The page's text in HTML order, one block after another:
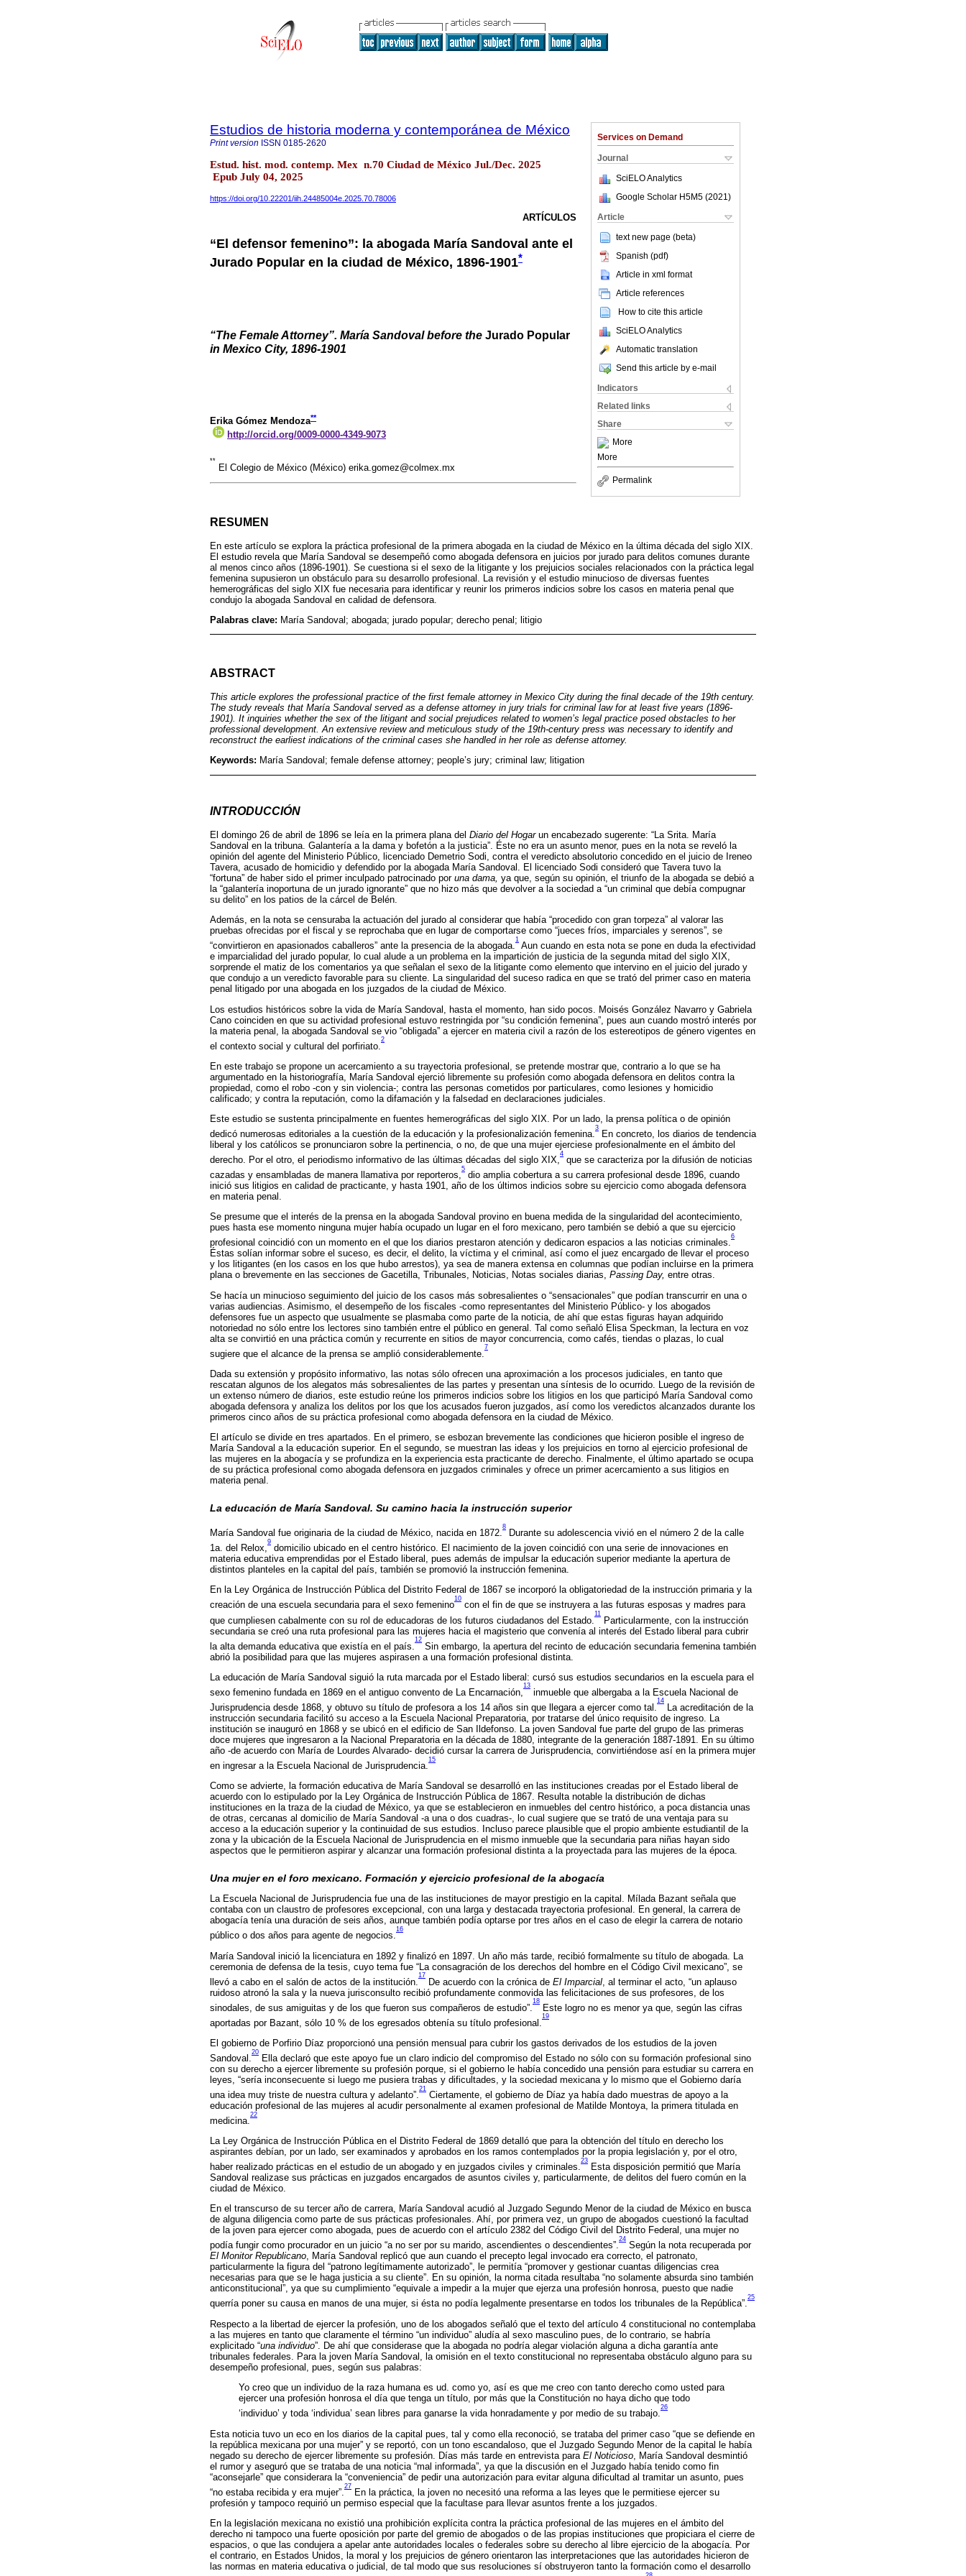
Services on Demand
Journal
SciELO Analytics
Google Scholar H5M5 (2021 )
Article
text new page (beta)
Spanish (pdf)
Article in xml format
Article references
How to cite this article
SciELO Analytics
Automatic translation
Send this article by e-mail
Indicators
Related links
Share
More
More
Permalink
Estudios de historia moderna y contemporánea de México
Print version ISSN 0185-2620
Estud. hist. mod. contemp. Mex n.70 Ciudad de México Jul./Dec. 2025
Epub July 04, 2025
https://doi.org/10.22201/iih.24485004e.2025.70.78006
ARTÍCULOS
“El defensor femenino”: la abogada María Sandoval ante el
Jurado Popular en la ciudad de México, 1896-1901*
“The Female Attorney”. María Sandoval before the Jurado Popular
in Mexico City, 1896-1901
Erika Gómez Mendoza**
http://orcid.org/0009-0000-4349-9073
**
El Colegio de México (México) erika.gomez@colmex.mx
RESUMEN
En este artículo se explora la práctica profesional de la primera abogada en la ciudad de México en la última década del siglo XIX.
El estudio revela que María Sandoval se desempeñó como abogada defensora en juicios por jurado para delitos comunes durante
al menos cinco años (1896-1901). Se cuestiona si el sexo de la litigante y los prejuicios sociales relacionados con la práctica legal
femenina supusieron un obstáculo para su desarrollo profesional. La revisión y el estudio minucioso de diversas fuentes
hemerográficas del siglo XIX fue necesaria para identificar y reunir los primeros indicios sobre los casos en materia penal que
condujo la abogada Sandoval en calidad de defensora.
Palabras clave: María Sandoval; abogada; jurado popular; derecho penal; litigio
ABSTRACT
This article explores the professional practice of the first female attorney in Mexico City during the final decade of the 19th century.
The study reveals that María Sandoval served as a defense attorney in jury trials for criminal law for at least five years (1896-
1901). It inquiries whether the sex of the litigant and social prejudices related to women’s legal practice posed obstacles to her
professional development. An extensive review and meticulous study of the 19th-century press was necessary to identify and
reconstruct the earliest indications of the criminal cases she handled in her role as defense attorney.
Keywords: María Sandoval; female defense attorney; people’s jury; criminal law; litigation
INTRODUCCIÓN
El domingo 26 de abril de 1896 se leía en la primera plana del Diario del Hogarun encabezado sugerente: “La Srita. María
Sandoval en la tribuna. Galantería a la dama y bofetón a la justicia”. Éste no era un asunto menor, pues en la nota se reveló la
opinión del agente del Ministerio Público, licenciado Demetrio Sodi, contra el veredicto absolutorio concedido en el juicio de Ireneo
Tavera, acusado de homicidio y defendido por la abogada María Sandoval. El licenciado Sodi consideró que Tavera tuvo la
“fortuna” de haber sido el primer inculpado patrocinado por una dama, ya que, según su opinión, el triunfo de la abogada se debió a
la “galantería inoportuna de un jurado ignorante” que no hizo más que devolver a la sociedad a “un criminal que debía compugnar
su delito” en los patios de la cárcel de Belén.
Además, en la nota se censuraba la actuación del jurado al considerar que había “procedido con gran torpeza” al valorar las
pruebas ofrecidas por el fiscal y se reprochaba que en lugar de comportarse como “jueces fríos, imparciales y serenos”, se
“convirtieron en apasionados caballeros” ante la presencia de la abogada.
1
Aun cuando en esta nota se pone en duda la efectividad
e imparcialidad del jurado popular, lo cual alude a un problema en la impartición de justicia de la segunda mitad del siglo XIX,
sorprende el matiz de los comentarios ya que señalan el sexo de la litigante como elemento que intervino en el juicio del jurado y
que condujo a un veredicto favorable para su cliente. La singularidad del suceso radica en que se trató del primer caso en materia
penal litigado por una abogada en los juzgados de la ciudad de México.
Los estudios históricos sobre la vida de María Sandoval, hasta el momento, han sido pocos. Moisés González Navarro y Gabriela
Cano coinciden en que su actividad profesional estuvo restringida por “su condición femenina”, pues aun cuando mostró interés por
la materia penal, la abogada Sandoval se vio “obligada” a ejercer en materia civil a razón de los estereotipos de género vigentes en
el contexto social y cultural del porfiriato.
2
En este trabajo se propone un acercamiento a su trayectoria profesional, se pretende mostrar que, contrario a lo que se ha
argumentado en la historiografía, María Sandoval ejerció libremente su profesión como abogada defensora en delitos contra la
propiedad, como el robo -con y sin violencia-; contra las personas cometidos por particulares, como lesiones y homicidio
calificado; y contra la reputación, como la difamación y la falsedad en declaraciones judiciales.
Este estudio se sustenta principalmente en fuentes hemerográficas del siglo XIX. Por un lado, la prensa política o de opinión
dedicó numerosas editoriales a la cuestión de la educación y la profesionalización femenina.
3
En concreto, los diarios de tendencia
liberal y los católicos se pronunciaron sobre la pertinencia, o no, de que una mujer ejerciese profesionalmente en el ámbito del
derecho. Por el otro, el periodismo informativo de las últimas décadas del siglo XIX,
4
que se caracteriza por la difusión de noticias
cazadas y ensambladas de manera llamativa por reporteros,
5
dio amplia cobertura a su carrera profesional desde 1896, cuando
inició sus litigios en calidad de practicante, y hasta 1901, año de los últimos indicios sobre su ejercicio como abogada defensora
en materia penal.
Se presume que el interés de la prensa en la abogada Sandoval provino en buena medida de la singularidad del acontecimiento,
pues hasta ese momento ninguna mujer había ocupado un lugar en el foro mexicano, pero también se debió a que su ejercicio
profesional coincidió con un momento en el que los diarios prestaron atención y dedicaron espacios a las noticias criminales.
6
Éstas solían informar sobre el suceso, es decir, el delito, la víctima y el criminal, así como el juez encargado de llevar el proceso
y los litigantes (en los casos en los que hubo arrestos), ya sea de manera extensa en columnas que podían incluirse en la primera
plana o brevemente en las secciones de Gacetilla, Tribunales, Noticias, Notas sociales diarias, Passing Day, entre otras.
Se hacía un minucioso seguimiento del juicio de los casos más sobresalientes o “sensacionales” que podían transcurrir en una o
varias audiencias. Asimismo, el desempeño de los fiscales -como representantes del Ministerio Público- y los abogados
defensores fue un aspecto que usualmente se plasmaba como parte de la noticia, de ahí que estas figuras hayan adquirido
notoriedad no sólo entre los lectores sino también entre el público en general. Tal como señaló Elisa Speckman, la lectura en voz
alta se convirtió en una práctica común y recurrente en sitios de mayor concurrencia, como cafés, tiendas o plazas, lo cual
sugiere que el alcance de la prensa se amplió considerablemente.
7
Dada su extensión y propósito informativo, las notas sólo ofrecen una aproximación a los procesos judiciales, en tanto que
rescatan algunos de los alegatos más sobresalientes de las partes y presentan una síntesis de lo ocurrido. Luego de la revisión de
un extenso número de diarios, este estudio reúne los primeros indicios sobre los litigios en los que participó María Sandoval como
abogada defensora y analiza los delitos por los que los acusados fueron juzgados, así como los veredictos alcanzados durante los
primeros cinco años de su práctica profesional como abogada defensora en la ciudad de México.
El artículo se divide en tres apartados. En el primero, se esbozan brevemente las condiciones que hicieron posible el ingreso de
María Sandoval a la educación superior. En el segundo, se muestran las ideas y los prejuicios en torno al ejercicio profesional de
las mujeres en la abogacía y se profundiza en la experiencia esta practicante de derecho. Finalmente, el último apartado se ocupa
de su práctica profesional como abogada defensora en juzgados criminales y ofrece un primer acercamiento a sus litigios en
materia penal.
La educación de María Sandoval. Su camino hacia la instrucción superior
María Sandoval fue originaria de la ciudad de México, nacida en 1872.
8
Durante su adolescencia vivió en el número 2 de la calle
1a. del Relox,
9
domicilio ubicado en el centro histórico. El nacimiento de la joven coincidió con una serie de innovaciones en
materia educativa emprendidas por el Estado liberal, pues además de impulsar la educación superior mediante la apertura de
distintos planteles en la capital del país, también se promovió la instrucción femenina.
En la Ley Orgánica de Instrucción Pública del Distrito Federal de 1867 se incorporó la obligatoriedad de la instrucción primaria y la
creación de una escuela secundaria para el sexo femenino
10
con el fin de que se instruyera a las futuras esposas y madres para
que cumpliesen cabalmente con su rol de educadoras de los futuros ciudadanos del Estado.
11
Particularmente, con la instrucción
secundaria se creó una ruta profesional para las mujeres hacia el magisterio que convenía al interés del Estado liberal para cubrir
la alta demanda educativa que existía en el país.
12
Sin embargo, la apertura del recinto de educación secundaria femenina también
abrió la posibilidad para que las mujeres aspirasen a una formación profesional distinta.
La educación de María Sandoval siguió la ruta marcada por el Estado liberal: cursó sus estudios secundarios en la escuela para el
sexo femenino fundada en 1869 en el antiguo convento de La Encarnación,
13
inmueble que albergaba a la Escuela Nacional de
Jurisprudencia desde 1868, y obtuvo su título de profesora a los 14 años sin que llegara a ejercer como tal.
14
La acreditación de la
instrucción secundaria facilitó su acceso a la Escuela Nacional Preparatoria, por tratarse del único requisito de ingreso. La
institución se inauguró en 1868 y se ubicó en el edificio de San Ildefonso. La joven Sandoval fue parte del grupo de las primeras
doce mujeres que ingresaron a la Nacional Preparatoria en la década de 1880, integrante de la generación 1887-1891. En su último
año -de acuerdo con María de Lourdes Alvarado- decidió cursar la carrera de Jurisprudencia, convirtiéndose así en la primera mujer
en ingresar a la Escuela Nacional de Jurisprudencia.
15
Como se advierte, la formación educativa de María Sandoval se desarrolló en las instituciones creadas por el Estado liberal de
acuerdo con lo estipulado por la Ley Orgánica de Instrucción Pública de 1867. Resulta notable la distribución de dichas
instituciones en la traza de la ciudad de México, ya que se establecieron en inmuebles del centro histórico, a poca distancia unas
de otras, cercanas al domicilio de María Sandoval -a una o dos cuadras-, lo cual sugiere que se trató de una ventaja para su
acceso a la educación superior y la continuidad de sus estudios. Incluso parece plausible que el propio ambiente estudiantil de la
zona y la ubicación de la Escuela Nacional de Jurisprudencia en el mismo inmueble que la secundaria para niñas hayan sido
aspectos que le permitieron aspirar y alcanzar una formación profesional distinta a la proyectada para las mujeres de la época.
Una mujer en el foro mexicano. Formación y ejercicio profesional de la abogacía
La Escuela Nacional de Jurisprudencia fue una de las instituciones de mayor prestigio en la capital. Mílada Bazant señala que
contaba con un claustro de profesores excepcional, con una larga y destacada trayectoria profesional. En general, la carrera de
abogacía tenía una duración de seis años, aunque también podía optarse por tres años en el caso de elegir la carrera de notario
público o dos años para agente de negocios.
16
María Sandoval inició la licenciatura en 1892 y finalizó en 1897. Un año más tarde, recibió formalmente su título de abogada. La
ceremonia de defensa de la tesis, cuyo tema fue “La consagración de los derechos del hombre en el Código Civil mexicano”, se
llevó a cabo en el salón de actos de la institución.
17
De acuerdo con la crónica de El Imparcial , al terminar el acto, “un aplauso
ruidoso atronó la sala y la nueva jurisconsulto recibió profundamente conmovida las felicitaciones de sus profesores, de los
sinodales, de sus amiguitas y de los que fueron sus compañeros de estudio”.
18
Este logro no es menor ya que, según las cifras
aportadas por Bazant, sólo 10 % de los egresados obtenía su título profesional.
19
El gobierno de Porfirio Díaz proporcionó una pensión mensual para cubrir los gastos derivados de los estudios de la joven
Sandoval.
20
Ella declaró que este apoyo fue un claro indicio del compromiso del Estado no sólo con su formación profesional sino
con su derecho a ejercer libremente su profesión porque, si el gobierno le había concedido una pensión para estudiar su carrera en
leyes, “sería inconsecuente si luego me pusiera trabas y dificultades, y la sociedad mexicana y lo mismo que el Gobierno daría
una idea muy triste de nuestra cultura y adelanto”.
21
Ciertamente, el gobierno de Díaz ya había dado muestras de apoyo a la
educación profesional de las mujeres al acudir personalmente al examen profesional de Matilde Montoya, la primera titulada en
medicina.
22
La Ley Orgánica de Instrucción Pública en el Distrito Federal de 1869 detalló que para la obtención del título en derecho los
aspirantes debían, por un lado, ser examinados y aprobados en los ramos contemplados por la propia legislación y, por el otro,
haber realizado prácticas en el estudio de un abogado y en juzgados civiles y criminales.
23
Esta disposición permitió que María
Sandoval realizase sus prácticas en juzgados encargados de asuntos civiles y, particularmente, de delitos del fuero común en la
ciudad de México.
En el transcurso de su tercer año de carrera, María Sandoval acudió al Juzgado Segundo Menor de la ciudad de México en busca
de alguna diligencia como parte de sus prácticas profesionales. Ahí, por primera vez, un grupo de abogados cuestionó la facultad
de la joven para ejercer como abogada, pues de acuerdo con el artículo 2382 del Código Civil del Distrito Federal, una mujer no
podía fungir como procurador en un juicio “a no ser por su marido, ascendientes o descendientes”.
24
Según la nota recuperada por
El Monitor Republicano, María Sandoval replicó que aun cuando el precepto legal invocado era correcto, el patronato,
particularmente la figura del “patrono legítimamente autorizado”, le permitía “promover y gestionar cuantas diligencias crea
necesarias para que se le haga justicia a su cliente”. En su opinión, la norma citada resultaba “no solamente absurda sino también
anticonstitucional”, ya que su cumplimiento “equivale a impedir a la mujer que ejerza una profesión honrosa, puesto que nadie
querría poner su causa en manos de una mujer, si ésta no podía legalmente presentarse en todos los tribunales de la República”.
25
Respecto a la libertad de ejercer la profesión, uno de los abogados señaló que el texto del artículo 4 constitucional no contemplaba
a las mujeres en tanto que claramente el término “un individuo” aludía al sexo masculino pues, de lo contrario, se habría
explicitado “una individuo”. De ahí que considerase que la abogada no podría alegar violación alguna a dicha garantía ante
tribunales federales. Para la joven María Sandoval, la omisión en el texto constitucional no representaba obstáculo alguno para su
desempeño profesional, pues, según sus palabras:
Yo creo que un individuo de la raza humana es ud. como yo, así es que me creo con tanto derecho como usted para
ejercer una profesión honrosa el día que tenga un título, por más que la Constitución no haya dicho que todo
‘individuo’ y toda ‘individua’ sean libres para ganarse la vida honradamente y por medio de su trabajo.
26
Esta noticia tuvo un eco en los diarios de la capital pues, tal y como ella reconoció, se trataba del primer caso “que se defiende en
la república mexicana por una mujer” y se reportó, con un tono escandaloso, que el Juzgado Segundo Menor de la capital le había
negado su derecho de ejercer libremente su profesión. Días más tarde en entrevista para El Noticioso , María Sandoval desmintió
el rumor y aseguró que se trataba de una noticia “mal informada”, ya que la discusión en el Juzgado había tenido como fin
“aconsejarle” que considerara la “conveniencia” de pedir una autorización para evitar alguna dificultad al tramitar un asunto, pues
“no estaba recibida y era mujer”.
27
En la práctica, la joven no necesitó una reforma a las leyes que le permitiese ejercer su
profesión y tampoco requirió un permiso especial que la facultase para llevar asuntos frente a los juzgados.
En la legislación mexicana no existió una prohibición explícita contra la práctica profesional de las mujeres en el ámbito del
derecho ni tampoco una fuerte oposición por parte del gremio de abogados o de las propias instituciones que propiciara el cierre de
espacios, o que las condujera a apelar ante autoridades locales o federales sobre su derecho al libre ejercicio de la abogacía. Por
el contrario, en Estados Unidos, la moral y los prejuicios de género orientaron las interpretaciones que las autoridades hicieron de
las normas en materia educativa o judicial, de tal modo que sus resoluciones sí obstruyeron tanto la formación como el desarrollo